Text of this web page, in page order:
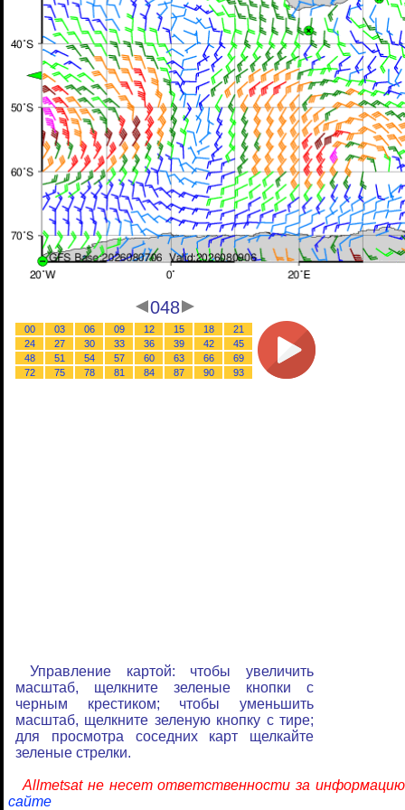
048
00 03 06 09 12 15 18
21
24
27 30 33 36 39 42
45
48
51 54 57 60 63 66
69
72
75 78 81 84 87 90 93
Управление картой: чтобы увеличить
масштаб, щелкните зеленые кнопки с
черным крестиком; чтобы уменьшить
масштаб, щелкните зеленую кнопку с тире;
для просмотра соседних карт щелкайте
зеленые стрелки.
Allmetsat не несет ответственности за
сайте